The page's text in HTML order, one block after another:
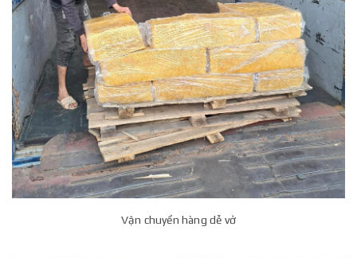
Vận chuyển hàng dễ vở